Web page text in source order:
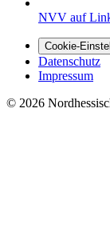
NVV auf
Cookie-
Datenschutz
Impressum
© 2026